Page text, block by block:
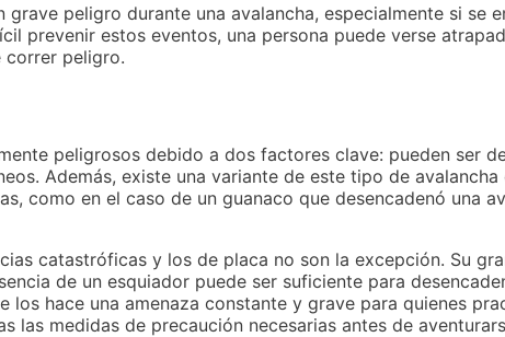
grave peligro durante una avalancha, especialmente si se
prevenir estos eventos, una persona puede verse
correr peligro.
peligrosos debido a dos factores clave: pueden ser
Además, existe una variante de este tipo de
como en el caso de un guanaco que desencadenó una
catastróficas y los de placa no son la excepción. Su
de un esquiador puede ser suficiente para
los hace una amenaza constante y grave para quienes
las medidas de precaución necesarias antes de